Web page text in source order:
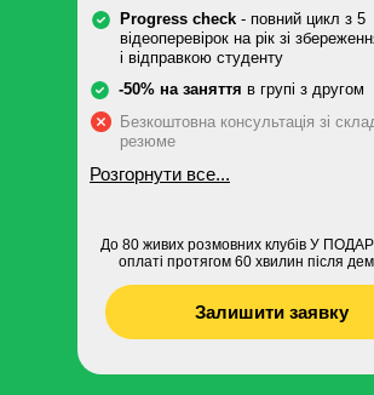
Безкоштовна консультація зі
резюме
Progress check - повний цикл з 5
відеоперевірок на рік зі
і відправкою студенту
-50% на заняття в групі з другом
До 80 живих розмовних клубів У
оплаті протягом 60 хвилин після
Залишити заявку
Розгорнути все...